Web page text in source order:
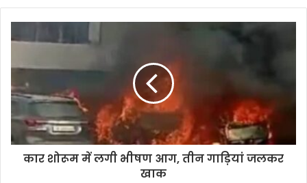
b
s
कार शोरूम में लगी भीषण आग, तीन गाड़ियां जलकर
खाक